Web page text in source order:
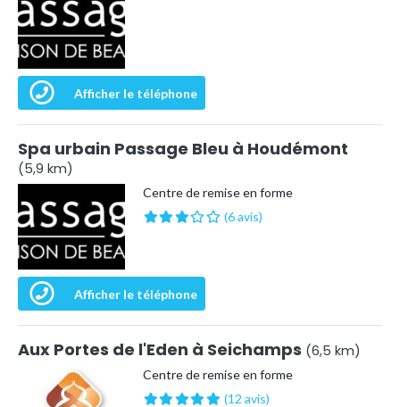
Afficher le téléphone
Spa urbain Passage Bleu à Houdémont
(5,9 km)
Centre de remise en forme
(6 avis)
Afficher le téléphone
Aux Portes de l'Eden à Seichamps (6,5 km)
Centre de remise en forme
(12 avis)